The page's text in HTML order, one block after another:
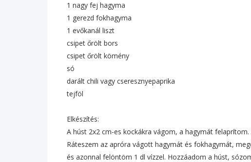
1 nagy fej hagyma
1 gerezd fokhagyma
1 evőkanál liszt
csipet őrölt bors
csipet őrölt kömény
só
darált chili vagy cseresznyepaprika
tejföl
Elkészítés:
A húst 2x2 cm-es kockákra vágom, a hagymát
Ráteszem az apróra vágott hagymát és fokhagymát,
és azonnal felöntöm 1 dl vízzel. Hozzáadom a húst,